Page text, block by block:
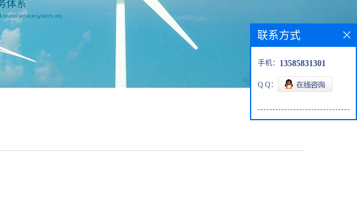
联系方式
手机： 13585831301
Q Q：